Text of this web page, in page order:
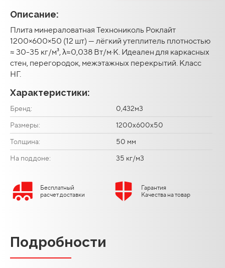
Описание:
Плита минераловатная Технониколь Роклайт
1200×600×50 (12 шт) — лёгкий утеплитель плотностью
≈ 30-35 кг/м³, λ≈0,038 Вт/м·К. Идеален для каркасных
стен, перегородок, межэтажных перекрытий. Класс
НГ.
Характеристики:
Бренд: 0,432м3
Размеры: 1200х600х50
Толщина: 50 мм
На поддоне: 35 кг/м3
Бесплатный
расчет доставки
Гарантия
Качества на товар
Подробности